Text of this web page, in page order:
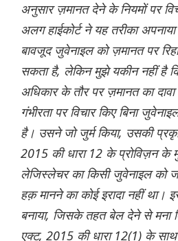
अनुसार ज़मानत देने के नियमों पर
अलग हाईकोर्ट ने यह तरीका
बावजूद जुवेनाइल को ज़मानत पर
सकता है, लेकिन मुझे यकीन नहीं है
अधिकार के तौर पर ज़मानत का
गंभीरता पर विचार किए बिना
है। उसने जो जुर्म किया, उसकी
2015 की धारा 12 के प्रोविज़न के
लेजिस्लेचर का किसी जुवेनाइल को
हक़ मानने का कोई इरादा नहीं था।
बनाया, जिसके तहत बेल देने से मना
एक्ट, 2015 की धारा 12(1) के साथ